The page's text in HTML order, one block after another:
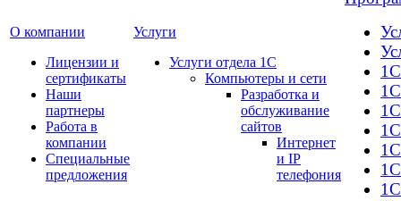
О компании
Лицензии и
сертификаты
Наши
партнеры
Работа в
компании
Специальные
предложения
Услуги
Услуги отдела 1С
Компьютеры и сети
Разработка и
обслуживание
сайтов
Интернет
и IP
телефония